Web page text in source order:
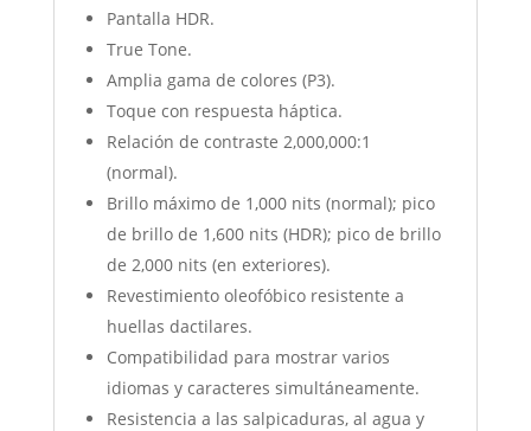
Pantalla HDR.
True Tone.
Amplia gama de colores (P3).
Toque con respuesta háptica.
Relación de contraste 2,000,000:1
(normal).
Brillo máximo de 1,000 nits (normal); pico
de brillo de 1,600 nits (HDR); pico de brillo
de 2,000 nits (en exteriores).
Revestimiento oleofóbico resistente a
huellas dactilares.
Compatibilidad para mostrar varios
idiomas y caracteres simultáneamente.
Resistencia a las salpicaduras, al agua y